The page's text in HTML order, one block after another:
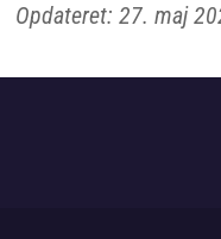
Opdateret: 27. maj